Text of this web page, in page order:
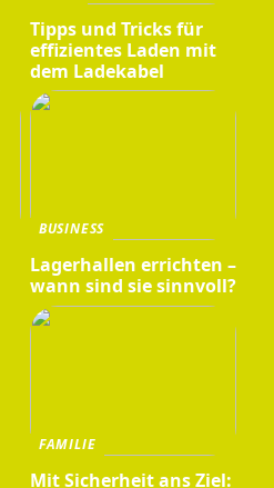
Tipps und Tricks für
effizientes Laden mit
dem Ladekabel
BUSINESS
Lagerhallen errichten –
wann sind sie sinnvoll?
FAMILIE
Mit Sicherheit ans Ziel: